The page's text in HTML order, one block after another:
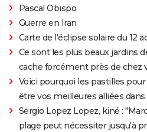
Pascal Obispo
Guerre en Iran
Carte de l'éclipse solaire du 12
Ce sont les plus beaux jardins
cache forcément près de chez
Voici pourquoi les pastilles
être vos meilleures alliées dans
Sergio Lopez Lopez, kiné :
plage peut nécessiter jusqu'à